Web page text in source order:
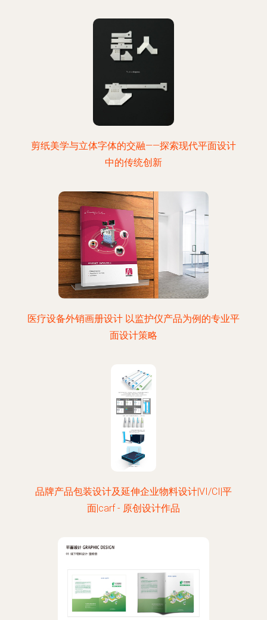
剪纸美学与立体字体的交融——探索现代平面设计
中的传统创新
医疗设备外销画册设计 以监护仪产品为例的专业平
面设计策略
品牌产品包装设计及延伸企业物料设计|VI/CI|平
面|carf - 原创设计作品